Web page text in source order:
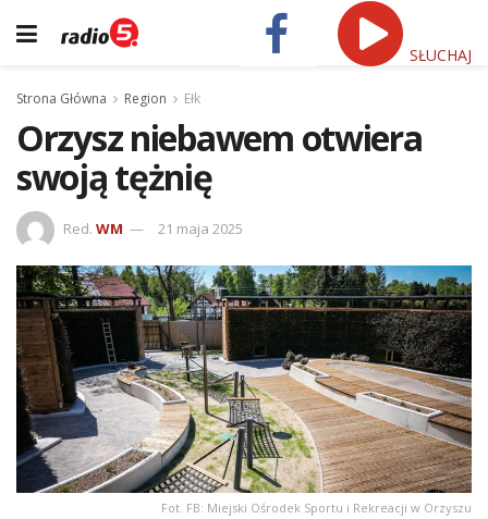
SŁUCHAJ
Strona Główna Region Ełk
Orzysz niebawem otwiera
swoją tężnię
Red. WM 21 maja 2025
Fot. FB: Miejski Ośrodek Sportu i Rekreacji w Orzyszu